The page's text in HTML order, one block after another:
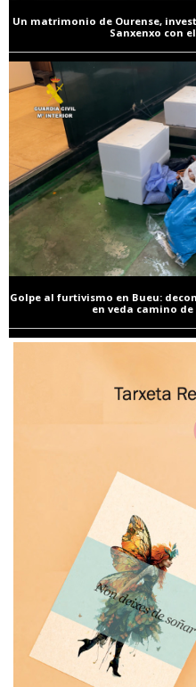
Un matrimonio de Ourense,
Sanxenxo con
Golpe al furtivismo en Bueu:
en veda camino